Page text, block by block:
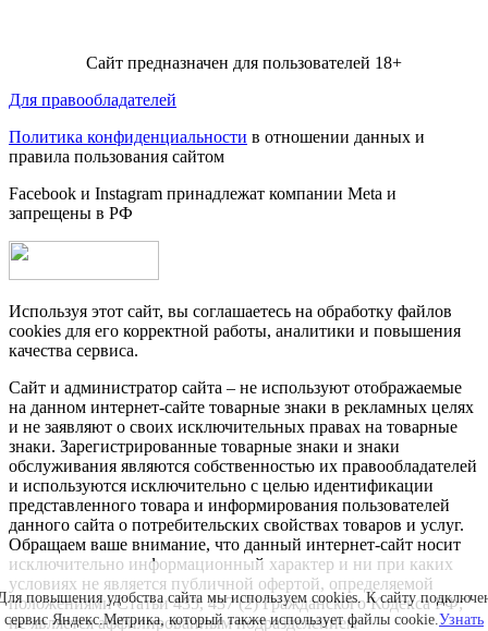
Сайт предназначен для пользователей 18+
Для правообладателей
Политика конфиденциальности в отношении данных и
правила пользования сайтом
Facebook и Instagram принадлежат компании Metа и
запрещены в РФ
Используя этот сайт, вы соглашаетесь на обработку файлов
cookies для его корректной работы, аналитики и повышения
качества сервиса.
Сайт и администратор сайта – не используют отображаемые
на данном интернет-сайте товарные знаки в рекламных целях
и не заявляют о своих исключительных правах на товарные
знаки. Зарегистрированные товарные знаки и знаки
обслуживания являются собственностью их правообладателей
и используются исключительно с целью идентификации
представленного товара и информирования пользователей
данного сайта о потребительских свойствах товаров и услуг.
Обращаем ваше внимание, что данный интернет-сайт носит
исключительно информационный характер и ни при каких
условиях не является публичной офертой, определяемой
положениями Статьи 435, 437 (2) Гражданского Кодекса РФ;
не является аффилированным подразделением
повышения удобства сайта мы используем cookies. К сайту
сервис Яндекс.Метрика, который также использует файлы cookie.Узнать